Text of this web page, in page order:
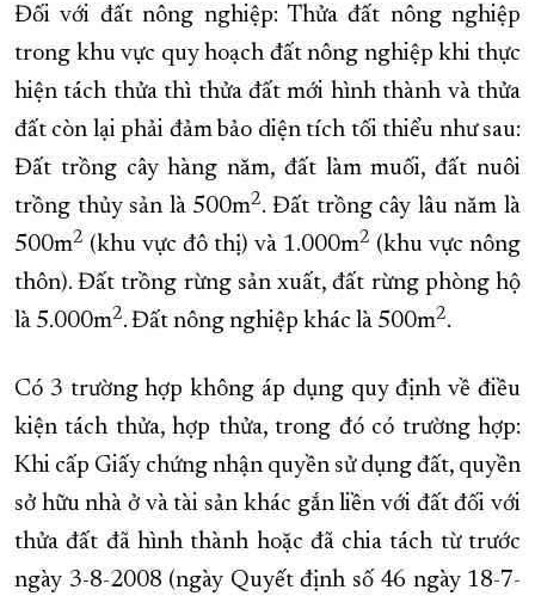
Đối với đất nông nghiệp: Thửa đất nông nghiệp
trong khu vực quy hoạch đất nông nghiệp khi thực
hiện tách thửa thì thửa đất mới hình thành và thửa
đất còn lại phải đảm bảo diện tích tối thiểu như sau:
Đất trồng cây hàng năm, đất làm muối, đất nuôi
trồng thủy sản là 500m2. Đất trồng cây lâu năm là
500m2 (khu vực đô thị) và 1.000m2 (khu vực nông
thôn). Đất trồng rừng sản xuất, đất rừng phòng hộ
là 5.000m2. Đất nông nghiệp khác là 500m2.
Có 3 trường hợp không áp dụng quy định về điều
kiện tách thửa, hợp thửa, trong đó có trường hợp:
Khi cấp Giấy chứng nhận quyền sử dụng đất, quyền
sở hữu nhà ở và tài sản khác gắn liền với đất đối với
thửa đất đã hình thành hoặc đã chia tách từ trước
ngày 3-8-2008 (ngày Quyết định số 46 ngày 18-7-